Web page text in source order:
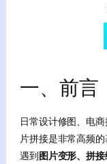
一、前言
日常设计修图、电
片拼接是非常高频
遇到图片变形、拼